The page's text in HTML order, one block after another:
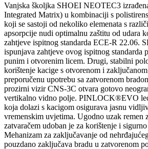
Vanjska školjka SHOEI NEOTEC3
Integrated Matrix) u kombinaciji s
koji se sastoji od nekoliko elemenata s
apsorpcije nudi optimalnu zaštitu od udara
zahtjeve ispitnog standarda ECE-R 22.06.
ispunjava zahtjeve ovog ispitnog standarda
punim i otvorenim licem. Drugi, stabilni
korištenje kacige s otvorenom i
preporučenu upotrebu sa zatvorenom
prozirni vizir CNS-3C otvara gotovo
vertikalno vidno polje. PINLOCK®EVO
koja dolazi s kacigom osigurava jasnu
vremenskim uvjetima. Ugodno uzak remen
zatvaračem udoban je za korištenje i
Mehanizam za zaključavanje od
pouzdano zaključava bradu u zatvorenom